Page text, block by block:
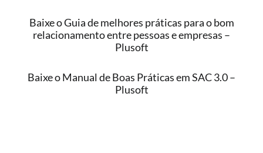
Baixe o Guia de melhores práticas para o bom
relacionamento entre pessoas e empresas –
Plusoft
Baixe o Manual de Boas Práticas em SAC 3.0 –
Plusoft